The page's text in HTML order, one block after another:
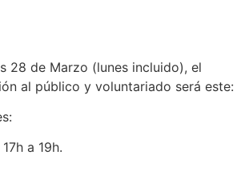
28 de Marzo (lunes incluido), el
al público y voluntariado será este:
a 19h.